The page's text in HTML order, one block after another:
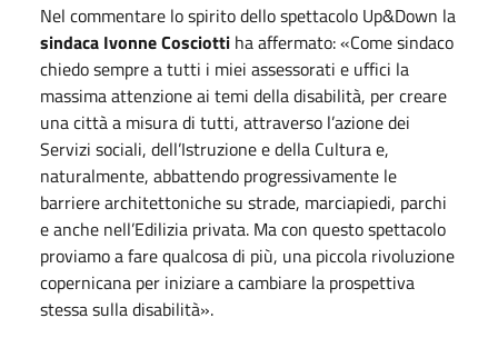
Nel commentare lo spirito dello spettacolo Up&Down la
sindaca Ivonne Cosciotti ha affermato: «Come sindaco
chiedo sempre a tutti i miei assessorati e uffici la
massima attenzione ai temi della disabilità, per creare
una città a misura di tutti, attraverso l’azione dei
Servizi sociali, dell’Istruzione e della Cultura e,
naturalmente, abbattendo progressivamente le
barriere architettoniche su strade, marciapiedi, parchi
e anche nell’Edilizia privata. Ma con questo spettacolo
proviamo a fare qualcosa di più, una piccola rivoluzione
copernicana per iniziare a cambiare la prospettiva
stessa sulla disabilità».